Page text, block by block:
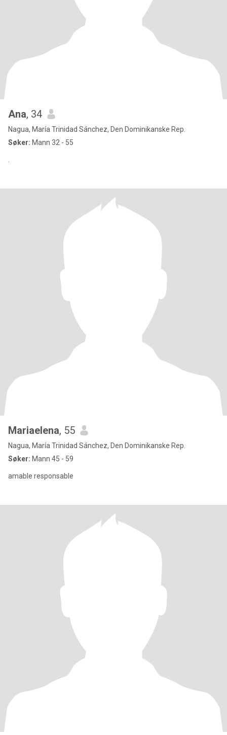
Ana, 34
Nagua, María Trinidad Sánchez, Den Dominikanske Rep.
Søker: Mann 32 - 55
Mariaelena, 55
Nagua, María Trinidad Sánchez, Den Dominikanske Rep.
Søker: Mann 45 - 59
amable responsable